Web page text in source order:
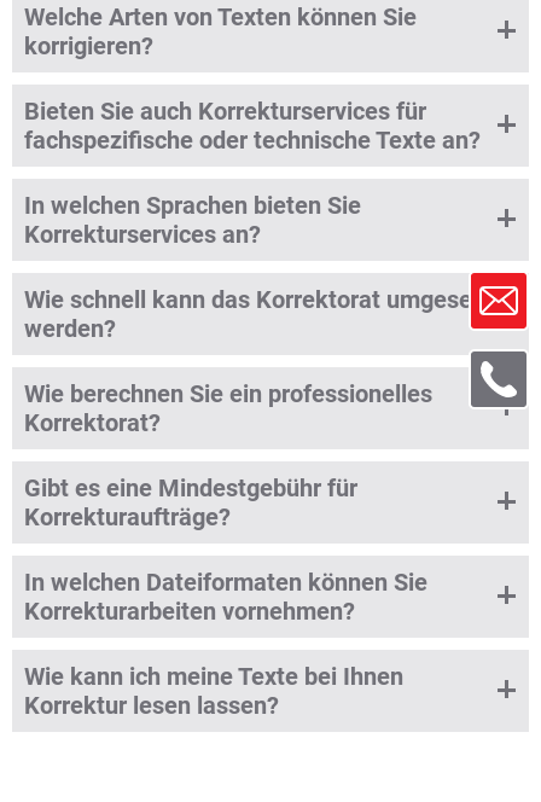
Welche Arten von Texten können Sie
korrigieren?
Bieten Sie auch Korrekturservices für
fachspezifische oder technische Texte an?
In welchen Sprachen bieten Sie
Korrekturservices an?
Wie schnell kann das Korrektorat umgesetzt
werden?
Wie berechnen Sie ein professionelles
Korrektorat?
Gibt es eine Mindestgebühr für
Korrekturaufträge?
In welchen Dateiformaten können Sie
Korrekturarbeiten vornehmen?
Wie kann ich meine Texte bei Ihnen
Korrektur lesen lassen?